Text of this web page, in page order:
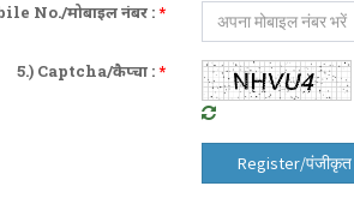
No./मोबाइल नंबर :*
5.) Captcha/कैप्चा :*